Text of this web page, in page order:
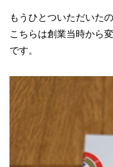
もうひとついただいた
こちらは創業当時から
です。